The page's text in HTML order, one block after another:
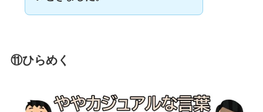
⑪ひらめく